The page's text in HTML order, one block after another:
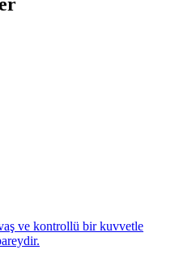
ve kontrollü bir kuvvetle